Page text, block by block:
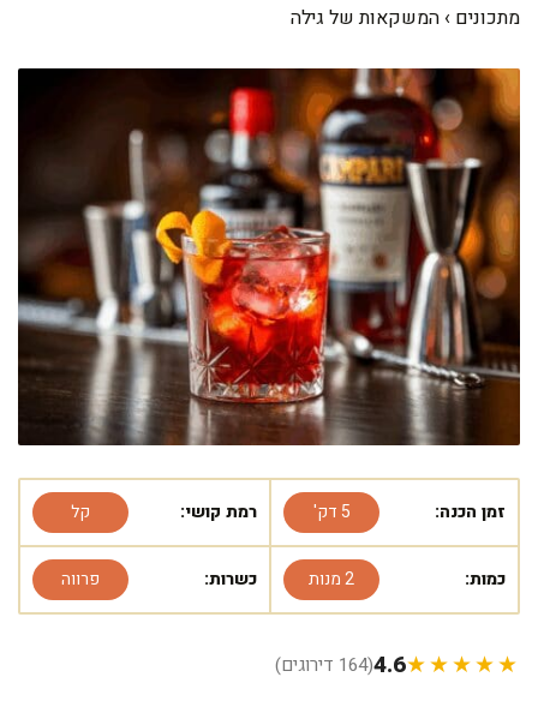
מתכונים › המשקאות של גילה
זמן הכנה: 5 דק' רמת קושי: קל
כמות: 2 מנות כשרות: פרווה
★★★★★
4.6(164 דירוגים)